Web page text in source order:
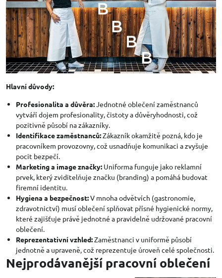
Hlavní důvody:
Profesionalita a důvěra:Jednotné oblečení zaměstnanců
vytváří dojem profesionality, čistoty a důvěryhodnosti, což
pozitivně působí na zákazníky.
Identifikace zaměstnanců:Zákazník okamžitě pozná, kdo je
pracovníkem provozovny, což usnadňuje komunikaci a zvyšuje
pocit bezpečí.
Marketing a image značky: Uniforma funguje jako reklamní
prvek, který zviditelňuje značku (branding) a pomáhá budovat
firemní identitu.
Hygiena a bezpečnost:V mnoha odvětvích (gastronomie,
zdravotnictví) musí oblečení splňovat přísné hygienické normy,
které zajišťuje právě jednotné a pravidelně udržované pracovní
oblečení.
Reprezentativní vzhled:Zaměstnanci v uniformě působí
jednotně a upraveně, což reprezentuje úroveň celé společnosti.
Nejprodávanější pracovní oblečení